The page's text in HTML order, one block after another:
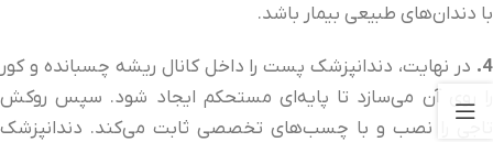
با دندان‌های طبیعی بیمار باشد.
4. در نهایت، دندانپزشک پست را داخل کانال ریشه چسبانده و کور
را روی آن می‌سازد تا پایه‌ای مستحکم ایجاد شود. سپس روکش
تاجی را نصب و با چسب‌های تخصصی ثابت می‌کند. دندانپزشک